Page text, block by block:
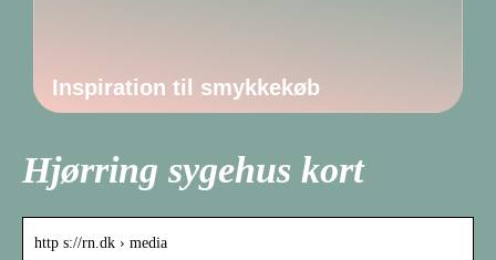
Inspiration til smykkekøb
Hjørring sygehus kort
http s://rn.dk › media